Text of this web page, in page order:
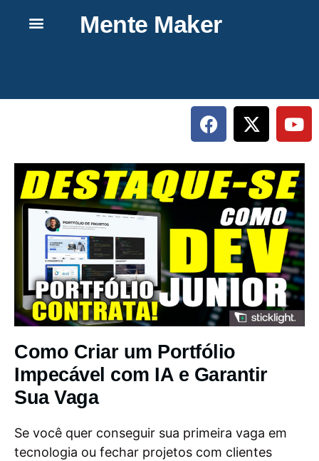
Mente Maker
Como Criar um Portfólio
Impecável com IA e Garantir
Sua Vaga
Se você quer conseguir sua primeira vaga em
tecnologia ou fechar projetos com clientes